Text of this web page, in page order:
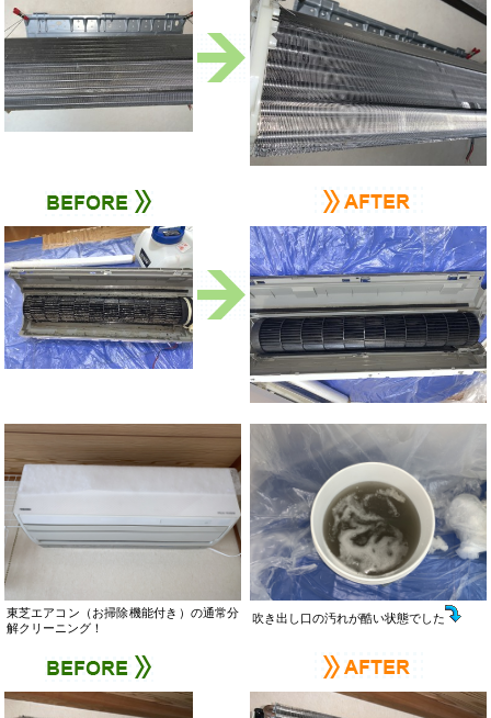
東芝エアコン（お掃除機能付き）の通常分
解クリーニング！
吹き出し口の汚れが酷い状態でした